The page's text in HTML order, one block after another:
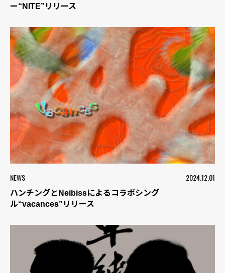
ー“NITE”リリース
NEWS 2024.12.01
ハンチングとNeibissによるコラボシング
ル“vacances”リリース